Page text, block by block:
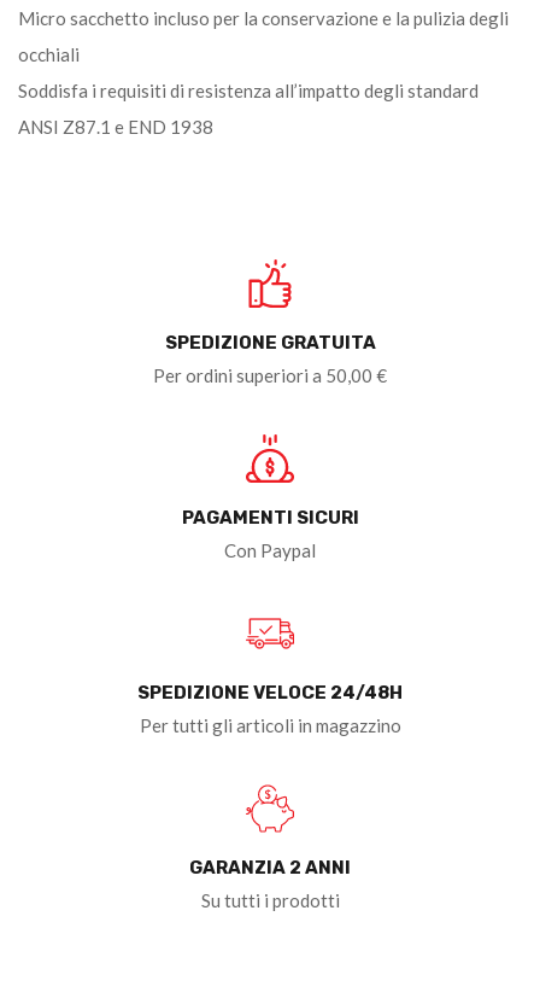
Micro sacchetto incluso per la conservazione e la pulizia degli
occhiali
Soddisfa i requisiti di resistenza all’impatto degli standard
ANSI Z87.1 e END 1938
SPEDIZIONE GRATUITA
Per ordini superiori a 50,00 €
PAGAMENTI SICURI
Con Paypal
SPEDIZIONE VELOCE 24/48H
Per tutti gli articoli in magazzino
GARANZIA 2 ANNI
Su tutti i prodotti